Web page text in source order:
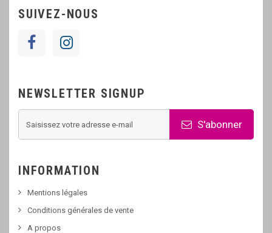
SUIVEZ-NOUS
NEWSLETTER SIGNUP
S'abonner
INFORMATION
Mentions légales
Conditions générales de vente
A propos